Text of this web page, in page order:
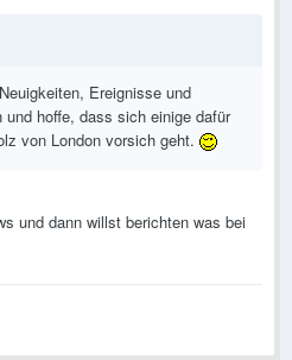
Ereignisse und
hoffe, dass sich einige dafür
von London vorsich geht.
und dann willst berichten was bei